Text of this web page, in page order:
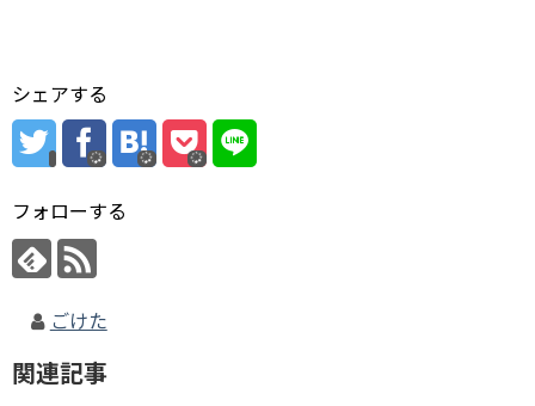
シェアする
フォローする
ごけた
関連記事